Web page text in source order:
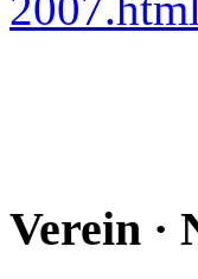
Verein ·